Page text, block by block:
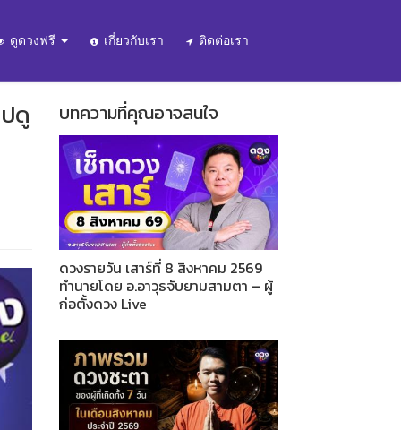
ดูดวงฟรี เกี่ยวกับเรา ติดต่อเรา
ดู
บทความที่คุณอาจสนใจ
ดวงรายวัน เสาร์ที่ 8 สิงหาคม 2569
ทำนายโดย อ.อาวุธจับยามสามตา – ผู้
ก่อตั้งดวง Live